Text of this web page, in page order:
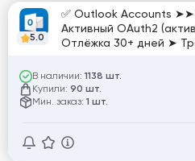
5.0
✅ Outlook Accounts
Активный OAuth2
Отлёжка 30+ дней ➤
В наличии: 1138 шт.
Купили: 90 шт.
Мин. заказ: 1 шт.